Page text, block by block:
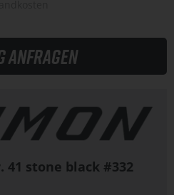
anfragen
41 stone black #332